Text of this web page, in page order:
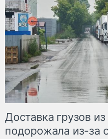
Доставка грузов
подорожала из-за